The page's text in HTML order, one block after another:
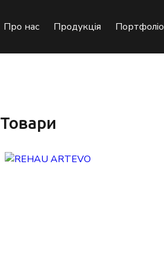
Про нас Продукція Портфоліо
Товари